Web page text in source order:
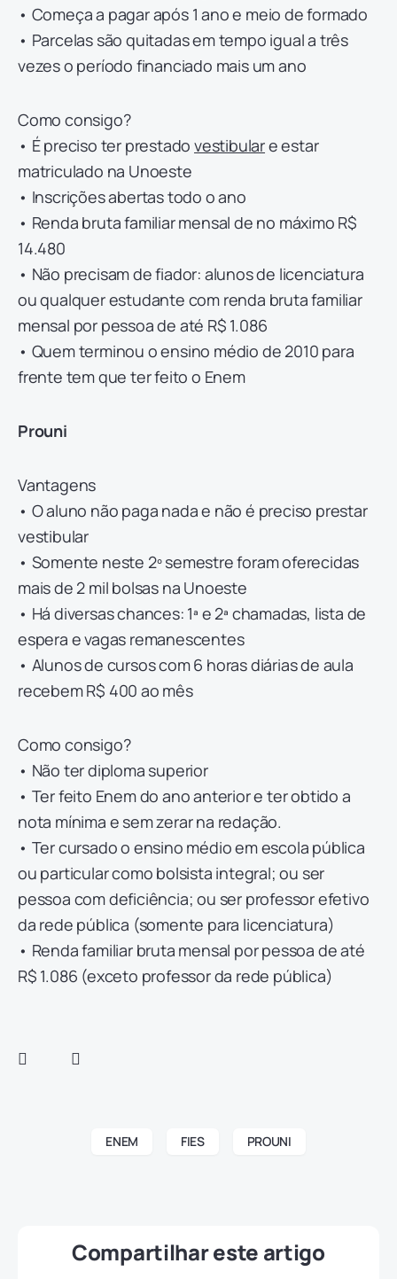
• Começa a pagar após 1 ano e meio de formado
• Parcelas são quitadas em tempo igual a três
vezes o período financiado mais um ano
Como consigo?
• É preciso ter prestadovestibulare estar
matriculado na Unoeste
• Inscrições abertas todo o ano
• Renda bruta familiar mensal de no máximo R$
14.480
• Não precisam de fiador: alunos de licenciatura
ou qualquer estudante com renda bruta familiar
mensal por pessoa de até R$ 1.086
• Quem terminou o ensino médio de 2010 para
frente tem que ter feito o Enem
Prouni
Vantagens
• O aluno não paga nada e não é preciso prestar
vestibular
• Somente neste 2º semestre foram oferecidas
mais de 2 mil bolsas na Unoeste
• Há diversas chances: 1ª e 2ª chamadas, lista de
espera e vagas remanescentes
• Alunos de cursos com 6 horas diárias de aula
recebem R$ 400 ao mês
Como consigo?
• Não ter diploma superior
• Ter feito Enem do ano anterior e ter obtido a
nota mínima e sem zerar na redação.
• Ter cursado o ensino médio em escola pública
ou particular como bolsista integral; ou ser
pessoa com deficiência; ou ser professor efetivo
da rede pública (somente para licenciatura)
• Renda familiar bruta mensal por pessoa de até
R$ 1.086 (exceto professor da rede pública)
ENEM FIES PROUNI
Compartilhar este artigo